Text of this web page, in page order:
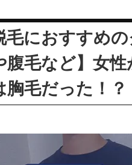
毛におすすめの
腹毛など】女性
毛だった！？